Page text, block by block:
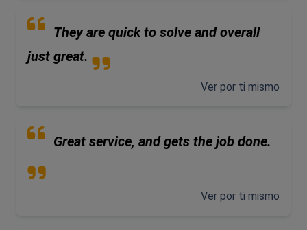
They are quick to solve and overall
just great.
Ver por ti mismo
Great service, and gets the job done.
Ver por ti mismo